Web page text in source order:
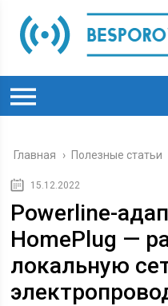
Главная › Полезные статьи
15.12.2022
Powerline-
HomePlug —
локальную